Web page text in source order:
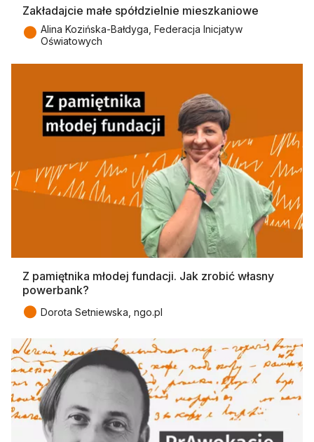
Zakładajcie małe spółdzielnie mieszkaniowe
● Alina Kozińska-Bałdyga, Federacja Inicjatyw
Oświatowych
Z pamiętnika młodej fundacji. Jak zrobić własny
powerbank?
● Dorota Setniewska, ngo.pl